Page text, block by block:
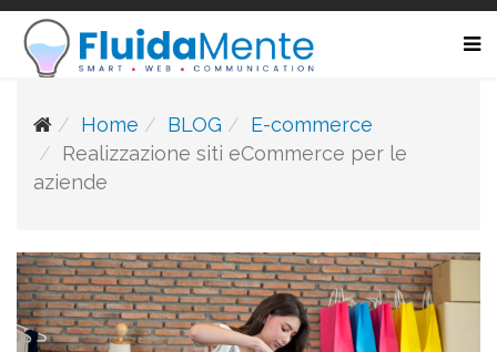
Home BLOG
E-commerce
Realizzazione siti eCommerce per le
aziende